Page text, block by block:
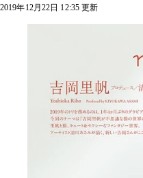
2019年12月22日 12:35 更新